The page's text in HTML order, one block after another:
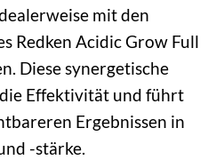
mit den
Redken Acidic Grow Full
Diese synergetische
Effektivität und führt
Ergebnissen in
-stärke.